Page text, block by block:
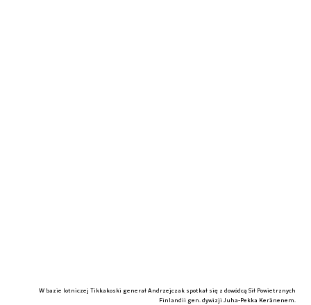
W bazie lotniczej Tikkakoski generał Andrzejczak spotkał się z dowódcą Sił Powietrznych
Finlandii gen. dywizji Juha-Pekka Keränenem.